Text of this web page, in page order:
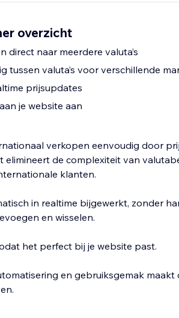
overzicht
direct naar meerdere valuta’s
tussen valuta’s voor verschillende
prijsupdates
je website aan
verkopen eenvoudig door
elimineert de complexiteit van
klanten.
in realtime bijgewerkt, zonder
en wisselen.
het perfect bij je website past.
en gebruiksgemak